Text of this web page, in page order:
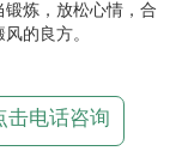
炼，放松心情，合
的良方。
击电话咨询